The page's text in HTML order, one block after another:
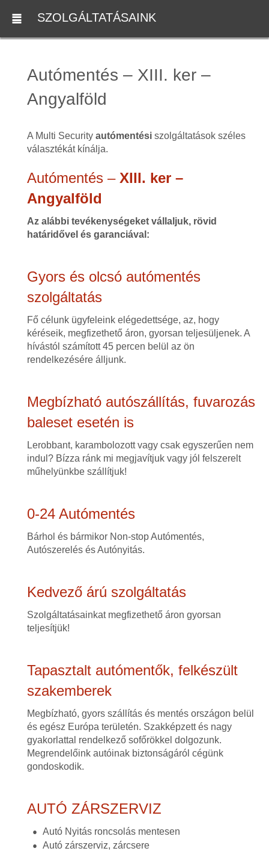
SZOLGÁLTATÁSAINK
Autómentés – XIII. ker –
Angyalföld
A Multi Security autómentésiszolgáltatások széles
választékát kínálja.
Autómentés – XIII. ker –
Angyalföld
Az alábbi tevékenységeket vállaljuk, rövid
határidővel és garanciával:
Gyors és olcsó autómentés
szolgáltatás
Fő célunk ügyfeleink elégedettsége, az, hogy
kéréseik, megfizethető áron, gyorsan teljesüljenek. A
hívástól számított 45 percen belül az ön
rendelkezésére álljunk.
Megbízható autószállítás, fuvarozás
baleset esetén is
Lerobbant, karambolozott vagy csak egyszerűen nem
indul? Bízza ránk mi megjavítjuk vagy jól felszerelt
műhelyünkbe szállítjuk!
0-24 Autómentés
Bárhol és bármikor Non-stop Autómentés,
Autószerelés és Autónyitás.
Kedvező árú szolgáltatás
Szolgáltatásainkat megfizethető áron gyorsan
teljesítjük!
Tapasztalt autómentők, felkészült
szakemberek
Megbízható, gyors szállítás és mentés országon belül
és egész Európa területén. Szakképzett és nagy
gyakorlattal rendelkező sofőrökkel dolgozunk.
Megrendelőink autóinak biztonságáról cégünk
gondoskodik.
AUTÓ ZÁRSZERVIZ
Autó Nyitás roncsolás mentesen
Autó zárszerviz, zárcsere